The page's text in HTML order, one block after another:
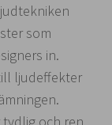
som
in.
ljudeffekter
och ren,